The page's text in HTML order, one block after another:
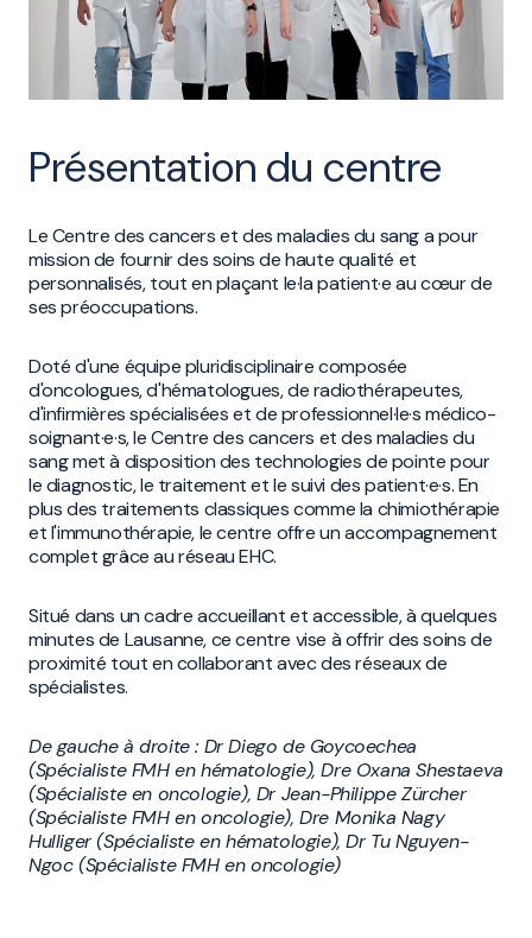
Présentation du centre
Le Centre des cancers et des maladies du sang a pour
mission de fournir des soins de haute qualité et
personnalisés, tout en plaçant le·la patient·e au cœur de
ses préoccupations.
Doté d'une équipe pluridisciplinaire composée
d'oncologues, d'hématologues, de radiothérapeutes,
d'infirmières spécialisées​​​​ et de professionnel·le·s médico-
soignant·e·s, le Centre des cancers et des maladies du
sang met à disposition des technologies de pointe pour
le diagnostic, le traitement et le suivi des patient·e·s. En
plus des traitements classiques comme la chimiothérapie
et l'immunothérapie, le centre offre un accompagnement
complet grâce au réseau EHC.
Situé dans un cadre accueillant et accessible, à quelques
minutes de Lausanne, ce centre vise à offrir des soins de
proximité tout en collaborant avec des réseaux de
spécialistes.
De gauche à droite : Dr Diego de Goycoechea
(Spécialiste FMH en hématologie), Dre Oxana Shestaeva
(Spécialiste en oncologie), Dr Jean-Philippe Zürcher
(Spécialiste FMH en oncologie), Dre Monika Nagy
Hulliger (Spécialiste en hématologie), Dr Tu Nguyen-
Ngoc (Spécialiste FMH en oncologie)